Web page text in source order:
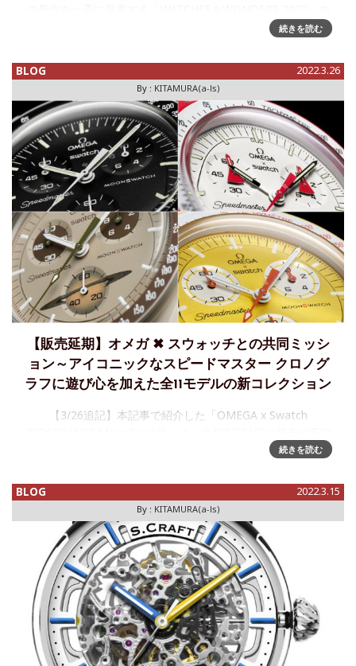
続きを読む
BLOG 2022.3.26
By : KITAMURA(a-ls)
【販売延期】オメガ ✖ スウォッチとの共同ミッシ
ョン～アイコニックなスピードマスター クロノグ
ラフに遊び心を加えた全11モデルの新コレクション
【3/26追記】本記事で紹介した「OMEGA x Swatch
でしたが、販売予定店舗の安全確保上の理由から、同日の発
続きを読む
BLOG 2022.3.15
By : KITAMURA(a-ls)